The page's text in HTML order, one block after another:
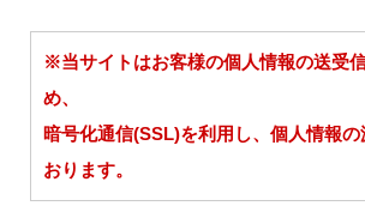
※当サイトはお客様の個人情報の送受
め、
暗号化通信(SSL)を利用し、個人情報
おります。